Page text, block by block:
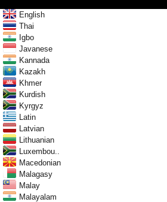
English
Thai
Igbo
Javanese
Kannada
Kazakh
Khmer
Kurdish
Kyrgyz
Latin
Latvian
Lithuanian
Luxembou..
Macedonian
Malagasy
Malay
Malayalam